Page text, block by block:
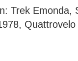
Trek Emonda,
Quattrovelo